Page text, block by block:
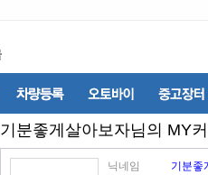
기분좋게살아보자님의 MY
닉네임
기분좋